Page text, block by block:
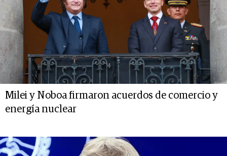
Milei y Noboa firmaron acuerdos de comercio y
energía nuclear